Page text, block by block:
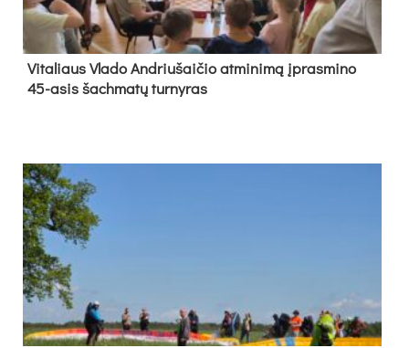
Vi­ta­liaus Vla­do And­riu­šai­čio at­mi­ni­mą įpras­mi­no
45-asis šach­ma­tų tur­ny­ras